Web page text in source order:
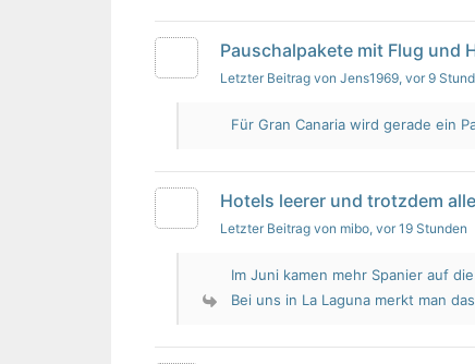
Pauschalpakete mit Flug und
Letzter Beitrag von Jens1969, vor 9
Für Gran Canaria wird gerade ein
Hotels leerer und trotzdem
Letzter Beitrag von mibo, vor 19 Stunden
Im Juni kamen mehr Spanier auf
Bei uns in La Laguna merkt man